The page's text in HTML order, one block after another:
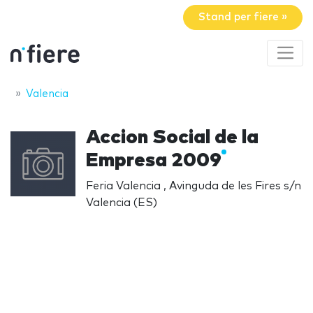
Stand per fiere »
Valencia
Accion Social de la
Empresa 2009
Feria Valencia , Avinguda de les Fires s/n
Valencia (ES)